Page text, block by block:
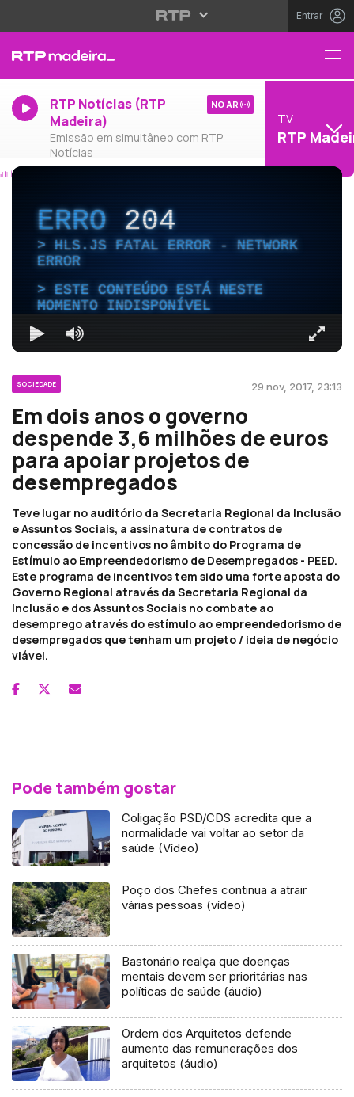
Entrar
RTP Notícias (RTP
Madeira)
Emissão em simultâneo com RTP
Notícias
NO AR
TV
RTP
ERRO204
HLS.JS FATAL ERROR - NETWORK
ERROR
ESTE CONTEÚDO ESTÁ NESTE
MOMENTO INDISPONÍVEL
SOCIEDADE 29 nov, 2017, 23:13
Em dois anos o governo
despende 3,6 milhões de euros
para apoiar projetos de
desempregados
Teve lugar no auditório da Secretaria Regional da Inclusão
e Assuntos Sociais, a assinatura de contratos de
concessão de incentivos no âmbito do Programa de
Estímulo ao Empreendedorismo de Desempregados - PEED.
Este programa de incentivos tem sido uma forte aposta do
Governo Regional através da Secretaria Regional da
Inclusão e dos Assuntos Sociais no combate ao
desemprego através do estímulo ao empreendedorismo de
desempregados que tenham um projeto / ideia de negócio
viável.
Pode também gostar
Coligação PSD/CDS acredita que a
normalidade vai voltar ao setor da
saúde (Vídeo)
Poço dos Chefes continua a atrair
várias pessoas (vídeo)
Bastonário realça que doenças
mentais devem ser prioritárias nas
políticas de saúde (áudio)
Ordem dos Arquitetos defende
aumento das remunerações dos
arquitetos (áudio)